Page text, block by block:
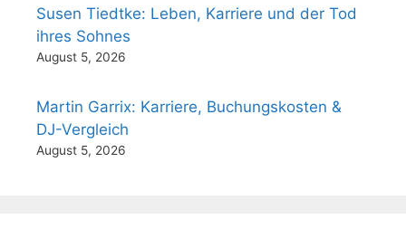
Susen Tiedtke: Leben, Karriere und der Tod
ihres Sohnes
August 5, 2026
Martin Garrix: Karriere, Buchungskosten &
DJ-Vergleich
August 5, 2026